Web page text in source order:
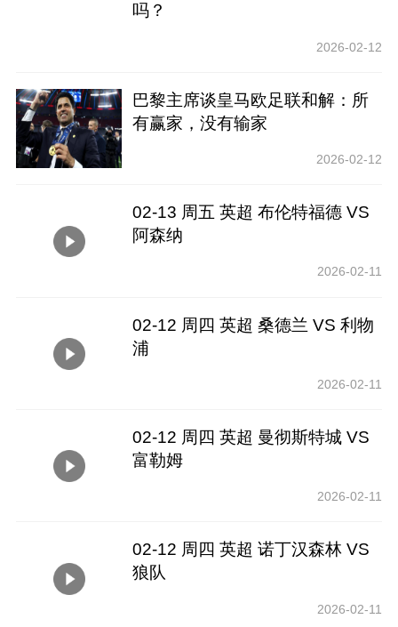
吗？
2026-02-12
巴黎主席谈皇马欧足联和解：所
有赢家，没有输家
2026-02-12
02-13 周五 英超 布伦特福德 VS
阿森纳
2026-02-11
02-12 周四 英超 桑德兰 VS 利物
浦
2026-02-11
02-12 周四 英超 曼彻斯特城 VS
富勒姆
2026-02-11
02-12 周四 英超 诺丁汉森林 VS
狼队
2026-02-11